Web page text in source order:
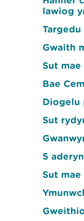
lawiog
Gwaith
Sut
Bae
Diogelu
Sut
5
Sut